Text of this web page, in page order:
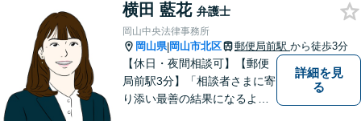
横田 藍花 弁護士
岡山中央法律事務所
岡山県|岡山市北区 郵便局前駅 から徒歩3分
【休日・夜間相談可】【郵便
局前駅3分】「相談者さまに寄
り添い最善の結果になるよう
詳細を見
る